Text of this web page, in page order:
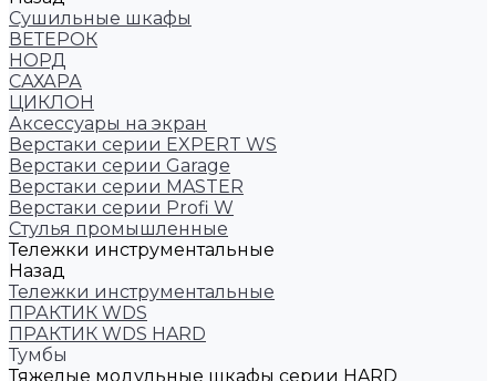
Cушильные шкафы
ВЕТЕРОК
НОРД
САХАРА
ЦИКЛОН
Аксессуары на экран
Верстаки серии EXPERT WS
Верстаки серии Garage
Верстаки серии MASTER
Верстаки серии Profi W
Стулья промышленные
Тележки инструментальные
Назад
Тележки инструментальные
ПРАКТИК WDS
ПРАКТИК WDS HARD
Тумбы
Тяжелые модульные шкафы серии HARD